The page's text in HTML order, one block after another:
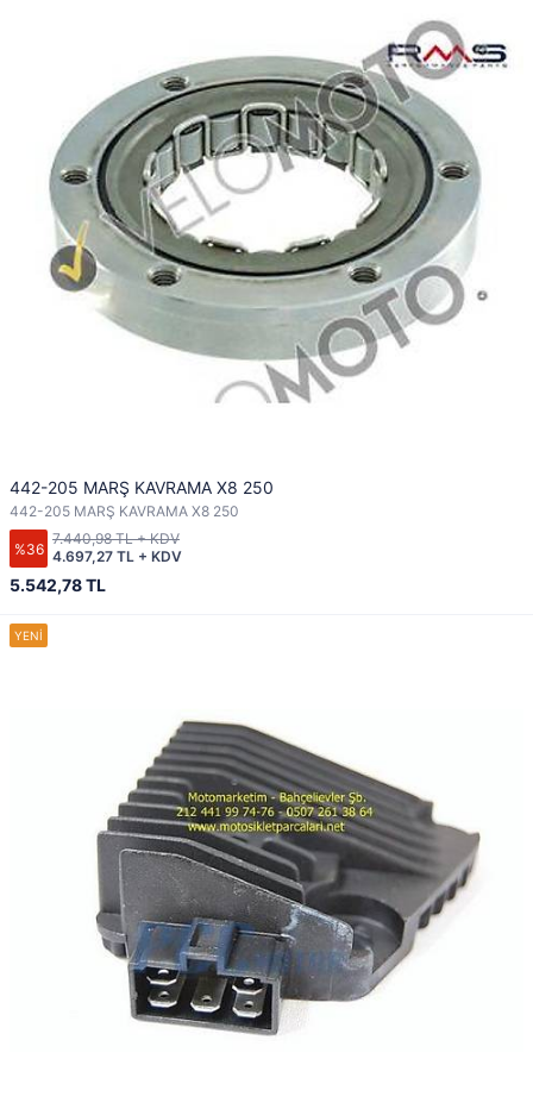
442-205 MARŞ KAVRAMA X8 250
442-205 MARŞ KAVRAMA X8 250
%36
5.542,78 TL
4.697,27 TL + KDV
7.440,98 TL + KDV